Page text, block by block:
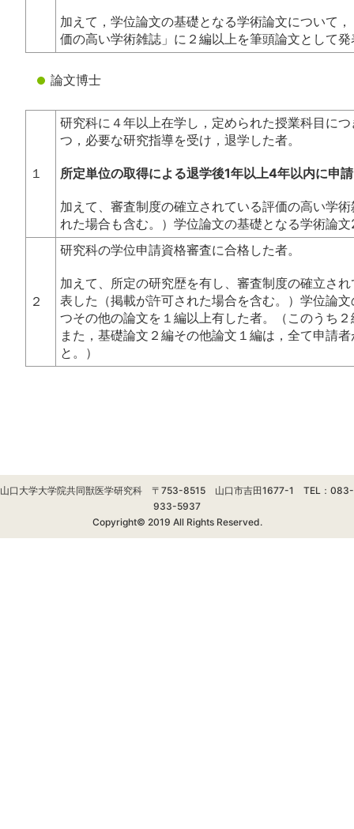
加えて，学位論文の基礎となる学術論文について
価の高い学術雑誌」に２編以上を筆頭論文として
論文博士
１
研究科に４年以上在学し，定められた授業科目に
つ，必要な研究指導を受け，退学した者。
所定単位の取得による退学後1年以上4年以内に申
加えて、審査制度の確立されている評価の高い学
れた場合も含む。）学位論文の基礎となる学術論
２
研究科の学位申請資格審査に合格した者。
加えて、所定の研究歴を有し、審査制度の確立さ
表した（掲載が許可された場合を含む。）学位論
つその他の論文を１編以上有した者。（このうち
また，基礎論文２編その他論文１編は，全て申請
と。）
山口大学大学院共同獣医学研究科 〒753-8515 山口市吉田1677-1 TEL：083-
933-5937
Copyright© 2019 All Rights Reserved.